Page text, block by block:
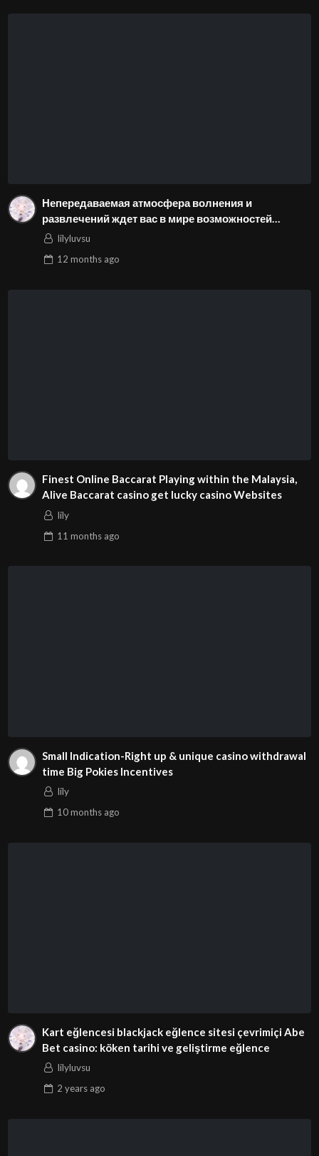
Непередаваемая атмосфера волнения и
развлечений ждет вас в мире возможностей
vavada!
lilyluvsu
12 monthsago
Finest Online Baccarat Playing within the Malaysia,
Alive Baccarat casino get lucky casino Websites
lily
11 monthsago
Small Indication-Right up & unique casino withdrawal
time Big Pokies Incentives
lily
10 monthsago
Kart eğlencesi blackjack eğlence sitesi çevrimiçi Abe
Bet casino: köken tarihi ve geliştirme eğlence
lilyluvsu
2 yearsago